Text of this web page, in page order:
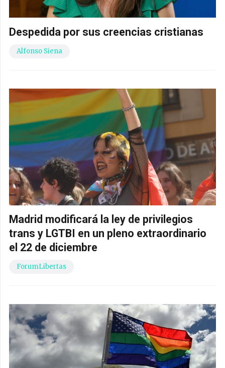
Despedida por sus creencias cristianas
Alfonso Siena
Madrid modificará la ley de privilegios
trans y LGTBI en un pleno extraordinario
el 22 de diciembre
ForumLibertas